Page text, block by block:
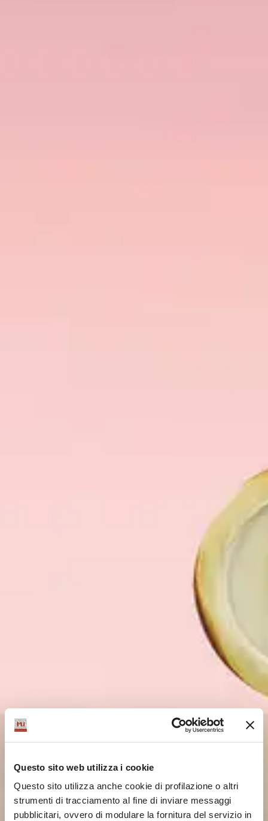
Questo sito web utilizza i cookie
Questo sito utilizza anche cookie di profilazione o altri
strumenti di tracciamento al fine di inviare messaggi
pubblicitari, ovvero di modulare la fornitura del servizio in